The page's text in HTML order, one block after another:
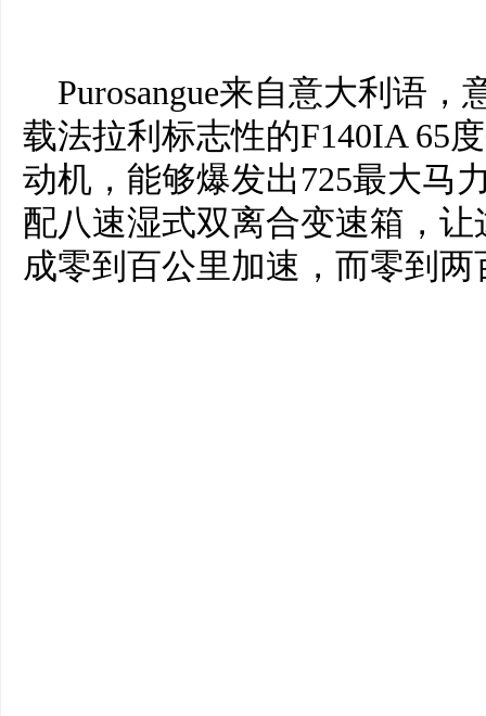
Purosangue来自意大利语
载法拉利标志性的F140IA 65
动机，能够爆发出725最大马
配八速湿式双离合变速箱，让
成零到百公里加速，而零到